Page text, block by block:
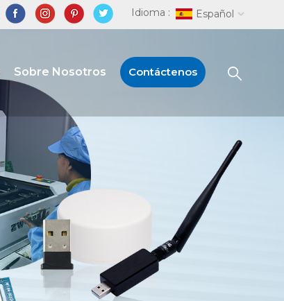
Idioma : Español
Sobre Nosotros Contáctenos